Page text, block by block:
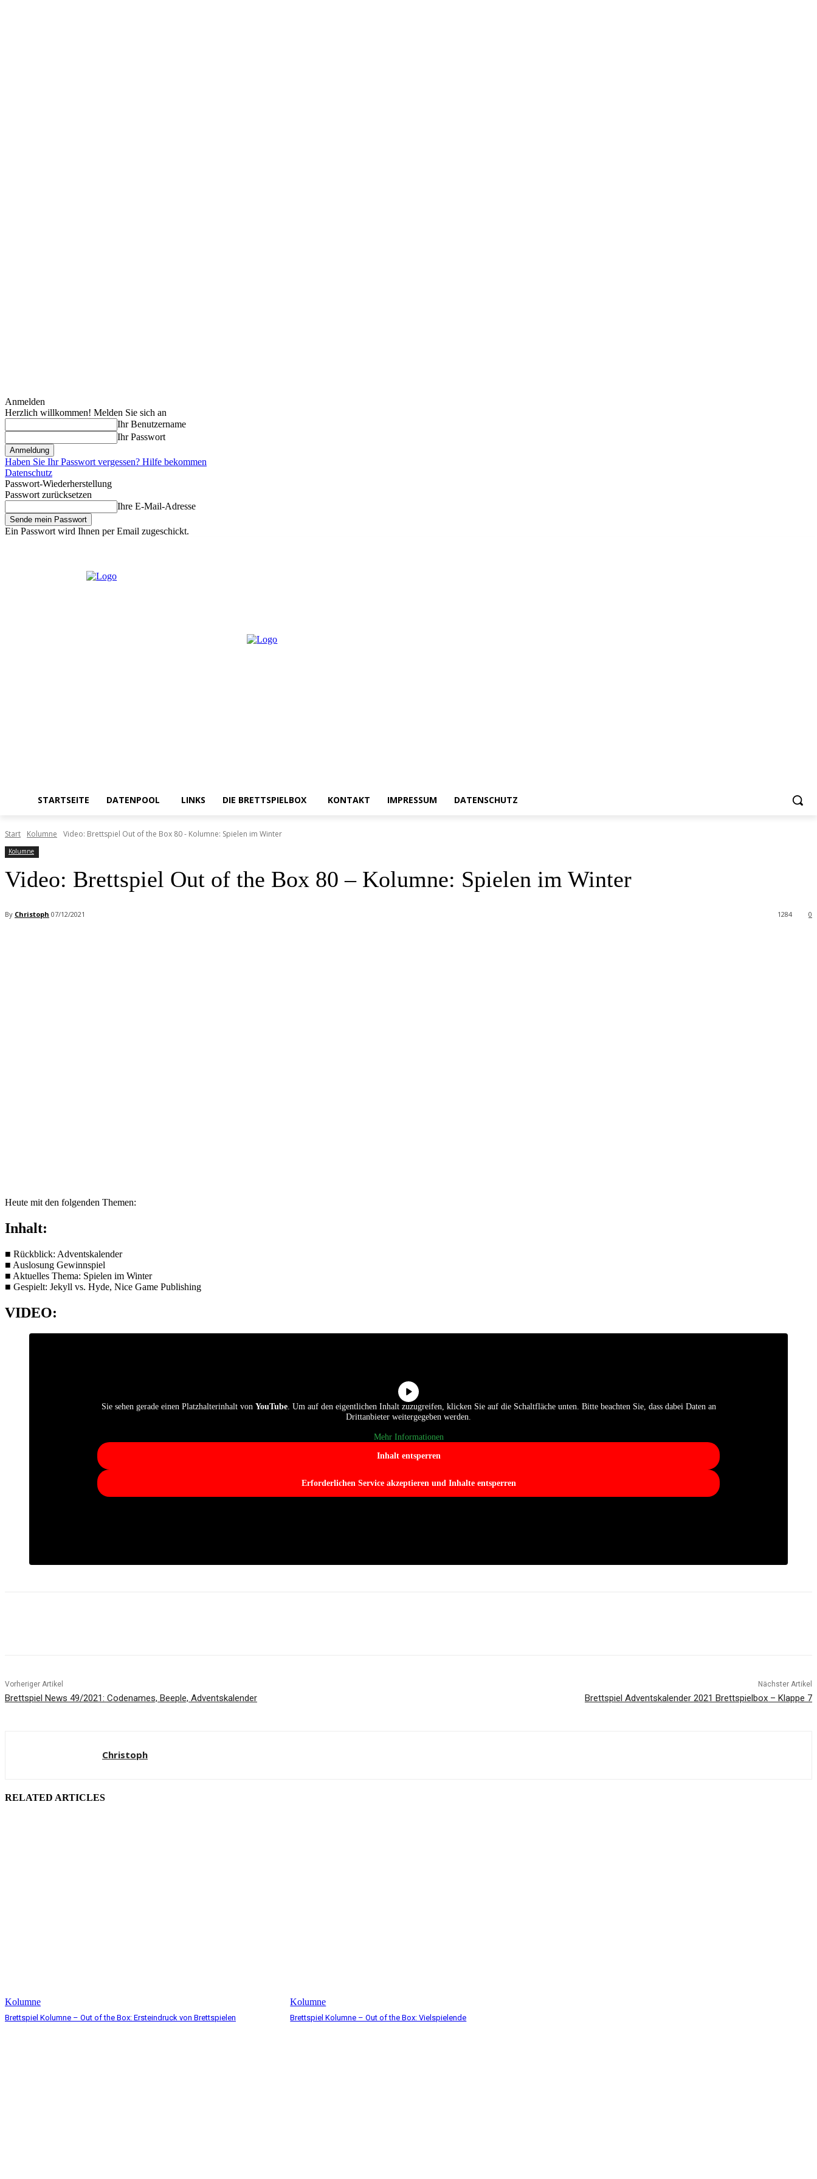
Anmelden
Herzlich willkommen! Melden Sie sich an
Ihr Benutzername
Ihr Passwort
Haben Sie Ihr Passwort vergessen? Hilfe bekommen
Datenschutz
Passwort-Wiederherstellung
Passwort zurücksetzen
Ihre E-Mail-Adresse
Ein Passwort wird Ihnen per Email zugeschickt.
STARTSEITE DATENPOOL LINKS DIE BRETTSPIELBOX KONTAKT IMPRESSUM DATENSCHUTZ
Start Kolumne Video: Brettspiel Out of the Box 80 - Kolumne: Spielen im Winter
Kolumne
Video: Brettspiel Out of the Box 80 – Kolumne: Spielen im Winter
By Christoph 07/12/2021 0
1284
Heute mit den folgenden Themen:
Inhalt:
■ Rückblick: Adventskalender
■ Auslosung Gewinnspiel
■ Aktuelles Thema: Spielen im Winter
■ Gespielt: Jekyll vs. Hyde, Nice Game Publishing
VIDEO:
Sie sehen gerade einen Platzhalterinhalt von YouTube. Um auf den eigentlichen Inhalt zuzugreifen, klicken Sie auf die Schaltfläche unten. Bitte beachten Sie, dass dabei Daten an
Drittanbieter weitergegeben werden.
Mehr Informationen
Inhalt entsperren
Erforderlichen Service akzeptieren und Inhalte entsperren
Vorheriger Artikel
Brettspiel News 49/2021: Codenames, Beeple, Adventskalender
Nächster Artikel
Brettspiel Adventskalender 2021 Brettspielbox – Klappe 7
Christoph
RELATED ARTICLES
Kolumne
Brettspiel Kolumne – Out of the Box: Ersteindruck von Brettspielen
Kolumne
Brettspiel Kolumne – Out of the Box: Vielspielende